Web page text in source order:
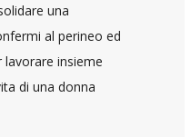
una
al perineo ed
insieme
di una donna